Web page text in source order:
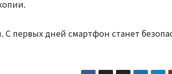
первых дней смартфон станет